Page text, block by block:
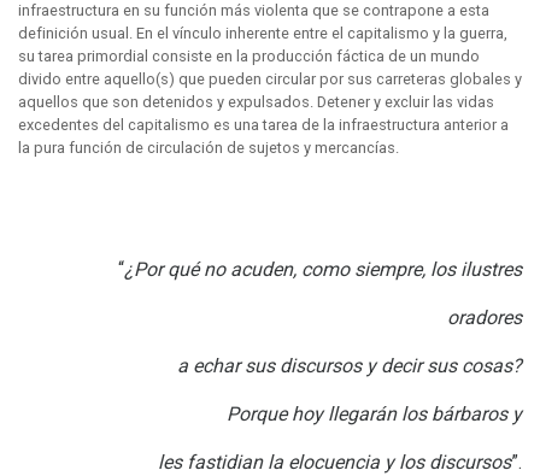
infraestructura en su función más violenta que se contrapone a esta
definición usual. En el vínculo inherente entre el capitalismo y la guerra,
su tarea primordial consiste en la producción fáctica de un mundo
divido entre aquello(s) que pueden circular por sus carreteras globales y
aquellos que son detenidos y expulsados. Detener y excluir las vidas
excedentes del capitalismo es una tarea de la infraestructura anterior a
la pura función de circulación de sujetos y mercancías.
“¿Por qué no acuden, como siempre, los ilustres
oradores
a echar sus discursos y decir sus cosas?
Porque hoy llegarán los bárbaros y
les fastidian la elocuencia y los discursos”.